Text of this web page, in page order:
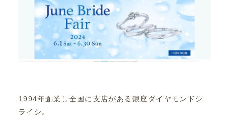
1994年創業し全国に支店がある銀座ダイヤモンドシ
ライシ。